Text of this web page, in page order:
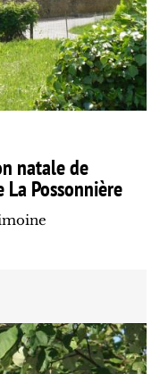
natale de
La Possonnière